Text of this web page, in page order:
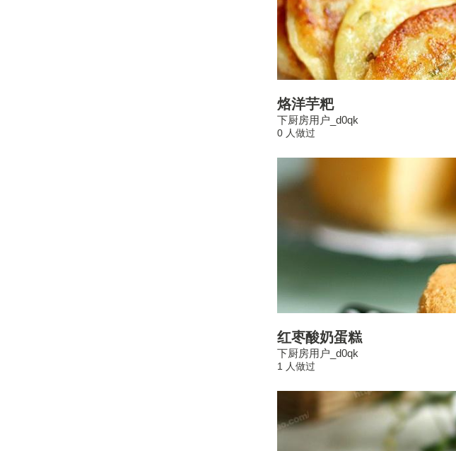
烙洋芋粑
下厨房用户_d0qk
0 人做过
红枣酸奶蛋糕
下厨房用户_d0qk
1 人做过